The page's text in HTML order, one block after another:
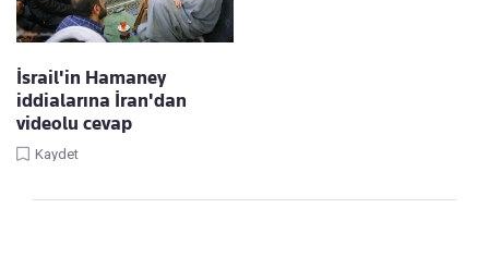
İsrail'in Hamaney
iddialarına İran'dan
videolu cevap
Kaydet